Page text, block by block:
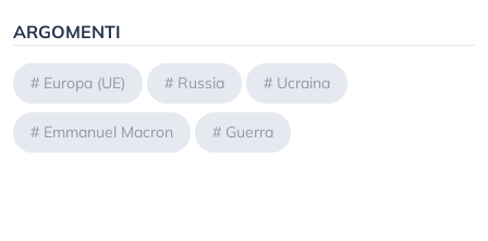
ARGOMENTI
# Europa (UE) # Russia # Ucraina
# Emmanuel Macron # Guerra